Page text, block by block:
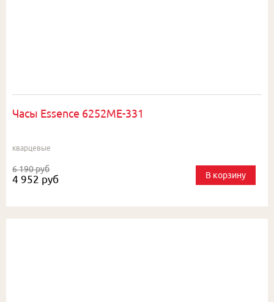
Часы Essence 6252ME-331
кварцевые
6 190 руб
4 952 руб В корзину